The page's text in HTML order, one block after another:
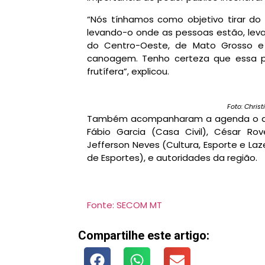
“Nós tínhamos como objetivo tirar
levando-o onde as pessoas estão,
do Centro-Oeste, de Mato Grosso
canoagem. Tenho certeza que essa
frutífera”, explicou.
Foto:
Também acompanharam a agenda o
Fábio Garcia (Casa Civil), César
Jefferson Neves (Cultura, Esporte e
de Esportes), e autoridades da região.
Fonte: SECOM MT
Compartilhe este artigo: